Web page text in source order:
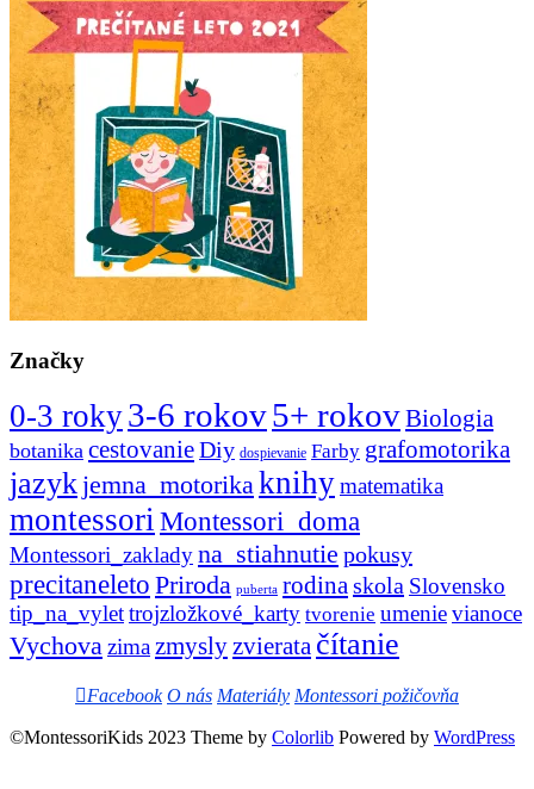
Značky
0-3 roky3-6 rokov5+ rokovBiologia
botanika cestovanieDiy dospievanie Farby grafomotorika
jazykjemna_motorikaknihymatematika
montessoriMontessori_doma
Montessori_zakladyna_stiahnutie pokusy
precitaneleto Priroda puberta rodinaskola Slovensko
tip_na_vylettrojzložkové_karty tvorenie umenievianoce
Vychovazimazmysly zvierata čítanie
Facebook O nás Materiály Montessori požičovňa
©MontessoriKids 2023 Theme by Colorlib Powered by WordPress